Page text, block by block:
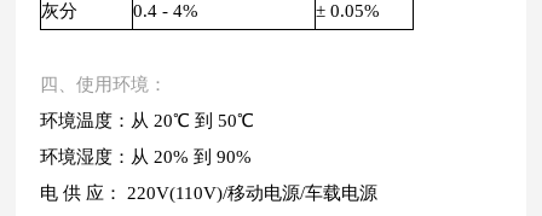
灰分
0.4 - 4% ± 0.05%
四、使用环境：
环境温度：从 20℃ 到 50℃
环境湿度：从 20% 到 90%
电 供 应： 220V(110V)/移动电源/车载电源